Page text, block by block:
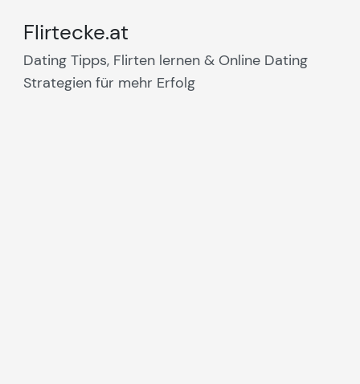
Flirtecke.at
Dating Tipps, Flirten lernen & Online Dating
Strategien für mehr Erfolg